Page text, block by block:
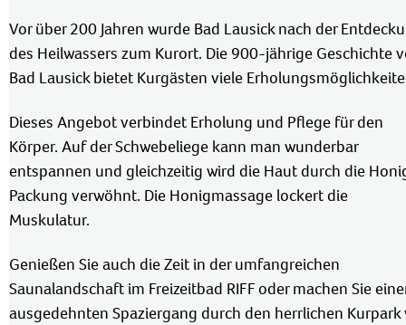
Vor über 200 Jahren wurde Bad Lausick nach der
des Heilwassers zum Kurort. Die 900-jährige Geschichte
Bad Lausick bietet Kurgästen viele
Dieses Angebot verbindet Erholung und Pflege für den
Körper. Auf der Schwebeliege kann man wunderbar
entspannen und gleichzeitig wird die Haut durch die
Packung verwöhnt. Die Honigmassage lockert die
Muskulatur.
Genießen Sie auch die Zeit in der umfangreichen
Saunalandschaft im Freizeitbad RIFF oder machen Sie
ausgedehnten Spaziergang durch den herrlichen Kurpark